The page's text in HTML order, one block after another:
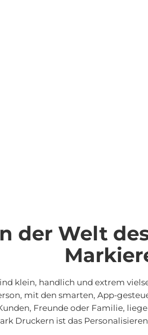
der Welt
klein, handlich und extrem
mit den smarten, App-
Freunde oder Familie,
Druckern ist das